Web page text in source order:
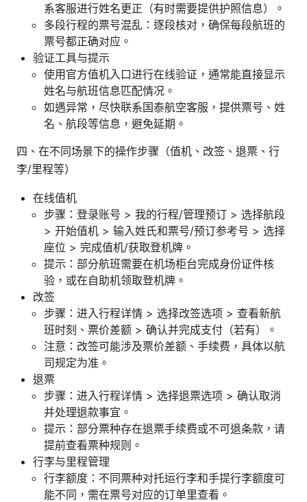
系客服进行姓名更正（有时需要提供护照信息）。
多段行程的票号混乱：逐段核对，确保每段航班的
票号都正确对应。
验证工具与提示
使用官方值机入口进行在线验证，通常能直接显示
姓名与航班信息匹配情况。
如遇异常，尽快联系国泰航空客服，提供票号、姓
名、航段等信息，避免延期。
四、在不同场景下的操作步骤（值机、改签、退票、行
李/里程等）
在线值机
步骤：登录账号 > 我的行程/管理预订 > 选择航段
> 开始值机 > 输入姓氏和票号/预订参考号 > 选择
座位 > 完成值机/获取登机牌。
提示：部分航班需要在机场柜台完成身份证件核
验，或在自助机领取登机牌。
改签
步骤：进入行程详情 > 选择改签选项 > 查看新航
班时刻、票价差额 > 确认并完成支付（若有）。
注意：改签可能涉及票价差额、手续费，具体以航
司规定为准。
退票
步骤：进入行程详情 > 选择退票选项 > 确认取消
并处理退款事宜。
提示：部分票种存在退票手续费或不可退条款，请
提前查看票种规则。
行李与里程管理
行李额度：不同票种对托运行李和手提行李额度可
能不同，需在票号对应的订单里查看。